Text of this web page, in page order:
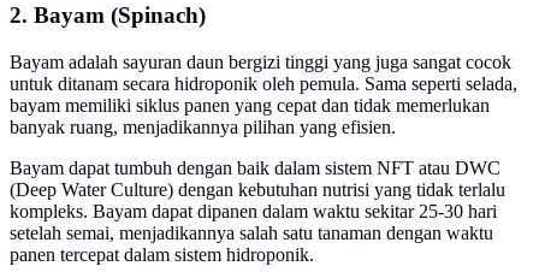
2. Bayam (Spinach)
Bayam adalah sayuran daun bergizi tinggi yang juga sangat cocok
untuk ditanam secara hidroponik oleh pemula. Sama seperti selada,
bayam memiliki siklus panen yang cepat dan tidak memerlukan
banyak ruang, menjadikannya pilihan yang efisien.
Bayam dapat tumbuh dengan baik dalam sistem NFT atau DWC
(Deep Water Culture) dengan kebutuhan nutrisi yang tidak terlalu
kompleks. Bayam dapat dipanen dalam waktu sekitar 25-30 hari
setelah semai, menjadikannya salah satu tanaman dengan waktu
panen tercepat dalam sistem hidroponik.